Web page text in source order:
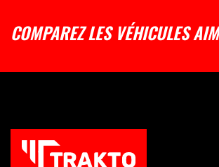
COMPAREZ LES VÉHICULES